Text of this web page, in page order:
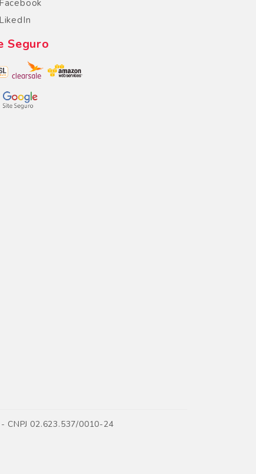
Facebook
LikedIn
Seguro
CNPJ 02.623.537/0010-24